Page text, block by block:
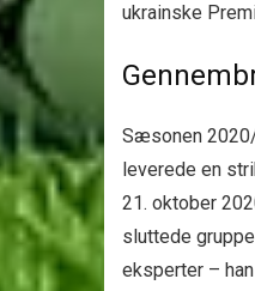
ukrainske
Sæsonen
leverede en
21. oktober
sluttede
eksperter –